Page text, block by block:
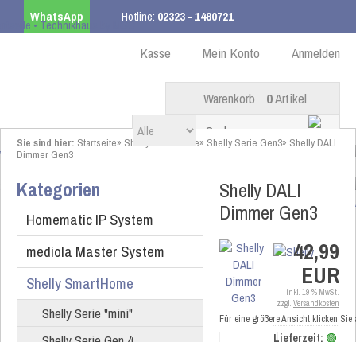
WhatsApp Hotline: 02323 - 1480721
ab 99,00 € innerhalb DE Anmelden
Mein Konto
Kasse
Warenkorb 0Artikel
Sie sind hier: Startseite» Shelly SmartHome» Shelly Serie Gen3» Shelly DALI
Dimmer Gen3
Kategorien
Homematic IP System
mediola Master System
Shelly SmartHome
Shelly Serie "mini"
Shelly DALI
Dimmer Gen3
Für eine größere Ansicht klicken
42,99
EUR
inkl. 19 % MwSt.
zzgl. Versandkosten
Lieferzeit: 🟢